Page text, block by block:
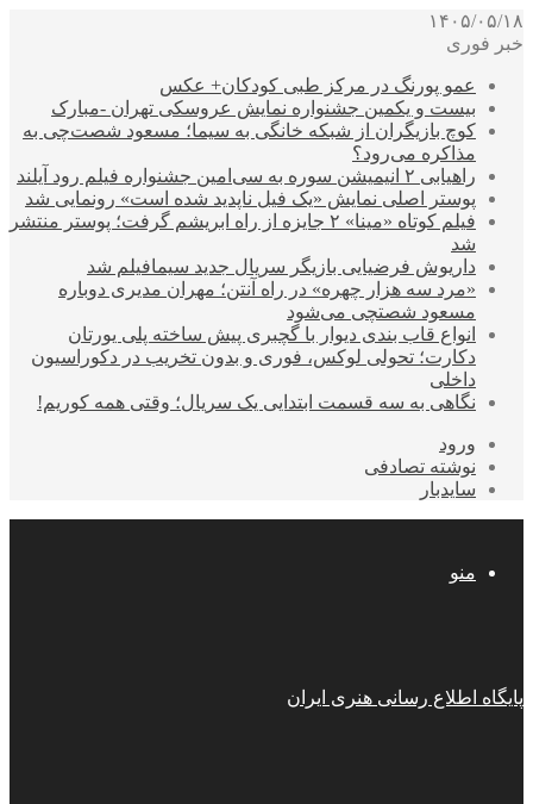
۱۴۰۵/۰۵/۱۸
خبر فوری
عمو پورنگ در مرکز طبی کودکان+ عکس
بیست و یکمین جشنواره نمایش عروسکی تهران -مبارک
کوچ بازیگران از شبکه خانگی به سیما؛ مسعود شصت‌چی به
مذاکره می‌رود؟
راهیابی ۲ انیمیشن سوره به سی‌امین جشنواره فیلم رود آیلند
پوستر اصلی نمایش «یک فیل ناپدید شده است» رونمایی شد
فیلم کوتاه «مینا» ۲ جایزه از راه ابریشم گرفت؛ پوستر منتشر
شد
داریوش فرضیایی بازیگر سریال جدید سیمافیلم شد
«مرد سه هزار چهره» در راه آنتن؛ مهران مدیری دوباره
مسعود شصتچی می‌شود
انواع قاب بندی دیوار با گچبری پیش ساخته پلی یورتان
دکارت؛ تحولی لوکس، فوری و بدون تخریب در دکوراسیون
داخلی
نگاهی به سه قسمت ابتدایی یک سریال؛ وقتی همه کوریم!
ورود
نوشته تصادفی
سایدبار
منو
پایگاه اطلاع رسانی هنری ایران